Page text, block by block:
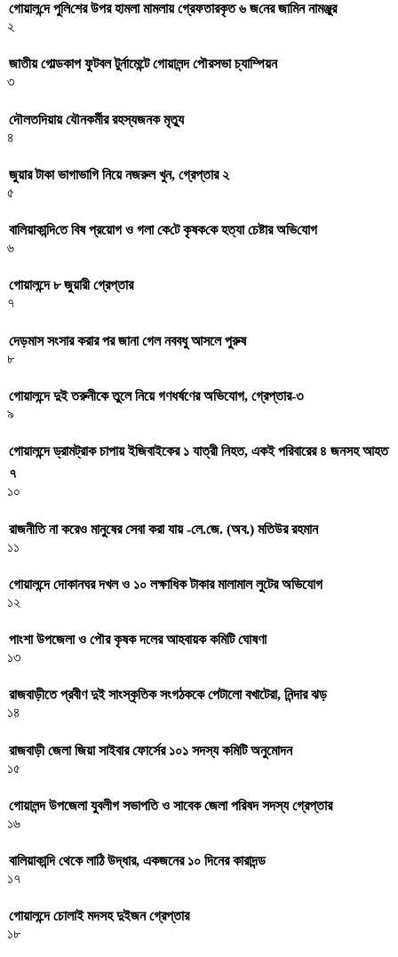
গোয়াল‌ন্দে পু‌লি‌শের উপর হামলা মামলায় গ্রেফতারকৃত ৬ জ‌নের জা‌মিন নামঞ্জুর
২
জাতীয় গোল্ডকাপ ফুটবল টুর্নামেন্টে গোয়ালন্দ পৌরসভা চ্যাম্পিয়ন
৩
দৌলতদিয়ায় যৌনকর্মীর রহস্যজনক মৃত্যু
৪
জুয়ার টাকা ভাগাভাগি নিয়ে নজরুল খুন, গ্রেপ্তার ২
৫
বা‌লিয়াকা‌ন্দি‌তে বিষ প্রয়োগ ও গলা কে‌টে কৃষক‌কে হত্যা চেষ্টার অ‌ভি‌যোগ
৬
গোয়ালন্দে ৮ জুয়ারী গ্রেপ্তার
৭
দেড়মাস সংসার করার পর জানা গেল নববধু আসলে পুরুষ
৮
গোয়ালন্দে দুই তরুনীকে তুলে নিয়ে গণধর্ষণের অভিযোগ, গ্রেপ্তার-৩
৯
গোয়ালন্দে ড্রামট্রাক চাপায় ইজিবাইকের ১ যাত্রী নিহত, একই পরিবারের ৪ জনসহ আহত
৭
১০
রাজনীতি না করেও মানুষের সেবা করা যায় -লে.জে. (অব.) মতিউর রহমান
১১
গোয়ালন্দে দোকানঘর দখল ও ১০ লক্ষাধিক টাকার মালামাল লুটের অভিযোগ
১২
পাংশা উপজেলা ও পৌর কৃষক দলের আহবায়ক কমিটি ঘোষণা
১৩
রাজবাড়ীতে প্রবীণ দুই সাংস্কৃতিক সংগঠককে পেটালো বখাটেরা, নিন্দার ঝড়
১৪
রাজবাড়ী জেলা জিয়া সাইবার ফোর্সের ১০১ সদস্য কমিটি অনুমোদন
১৫
গোয়ালন্দ উপজেলা যুবলীগ সভাপতি ও সাবেক জেলা পরিষদ সদস্য গ্রেপ্তার
১৬
বালিয়াকান্দি থেকে লাঠি উদ্ধার, একজনের ১০ দিনের কারাদন্ড
১৭
গোয়ালন্দে চোলাই মদসহ দুইজন গ্রেপ্তার
১৮